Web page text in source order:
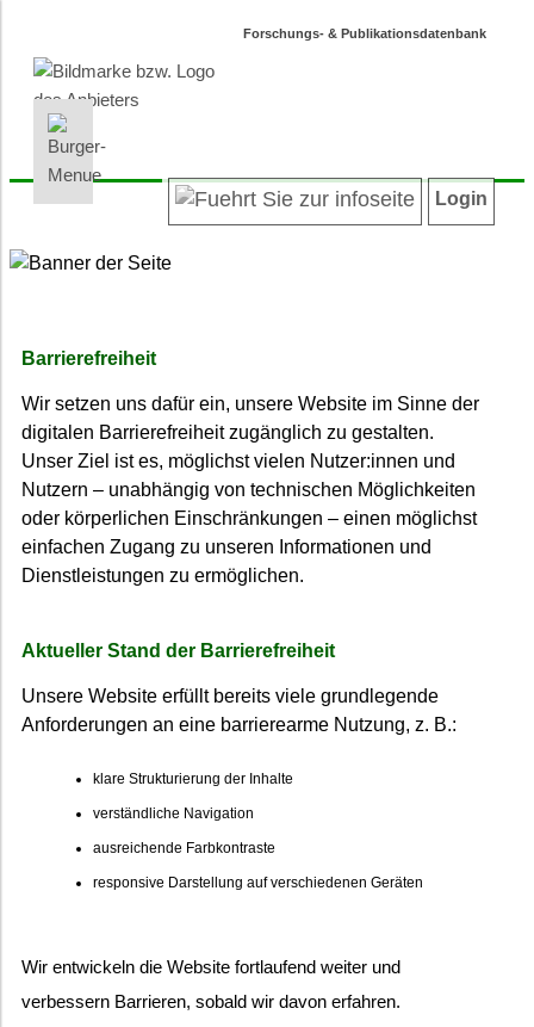
Forschungs- & Publikationsdatenbank
INFORMATIONEN | SUCHEN
Autoren/innenverzeichnis
Datenschutz
LOGIN
Login
Barrierefreiheit
Wir setzen uns dafür ein, unsere Website im Sinne der
digitalen Barrierefreiheit zugänglich zu gestalten.
Unser Ziel ist es, möglichst vielen Nutzer:innen und
Nutzern – unabhängig von technischen Möglichkeiten
oder körperlichen Einschränkungen – einen möglichst
einfachen Zugang zu unseren Informationen und
Dienstleistungen zu ermöglichen.
Aktueller Stand der Barrierefreiheit
Unsere Website erfüllt bereits viele grundlegende
Anforderungen an eine barrierearme Nutzung, z. B.:
klare Strukturierung der Inhalte
verständliche Navigation
ausreichende Farbkontraste
responsive Darstellung auf verschiedenen Geräten
Wir entwickeln die Website fortlaufend weiter und
verbessern Barrieren, sobald wir davon erfahren.